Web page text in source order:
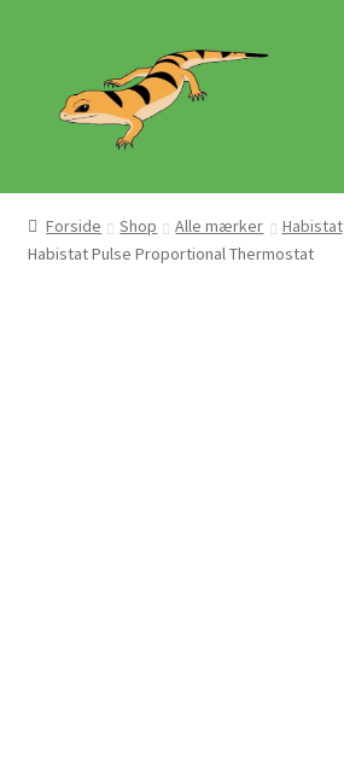
navigation
indhold
Hjem
Butik
Forside Shop Alle mærker Habistat
Habistat Pulse Proportional Thermostat